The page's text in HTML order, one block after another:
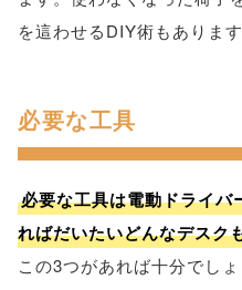
を這わせるDIY術もあります
必要な工具
必要な工具は電動ドライ
ればだいたいどんなデスク
この3つがあれば十分でし